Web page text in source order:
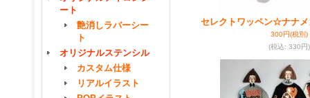
ート
艶消しラバーシー
ト
オリジナルステンシル
カスタム仕様
リアルイラスト
セレクトワッペン☆ナナメ
300円(税別)
(税込: 330円)